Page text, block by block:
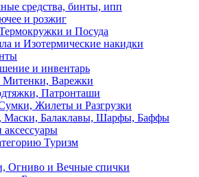
средства, бинты, ипп
и розжиг
и Посуда
и Изотермические накидки
и инвентарь
Митенки, Варежки
Патронташи
Жилеты и Разгрузки
Маски, Балаклавы, Шарфы, Баффы
Туризм
Огниво и Вечные спички